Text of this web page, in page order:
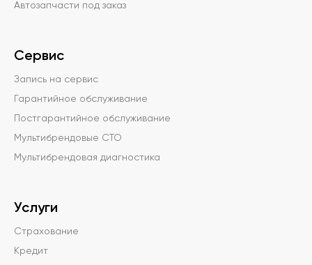
Автозапчасти под заказ
Сервис
Запись на сервис
Гарантийное обслуживание
Постгарантийное обслуживание
Мультибрендовые СТО
Мультибрендовая диагностика
Услуги
Страхование
Кредит